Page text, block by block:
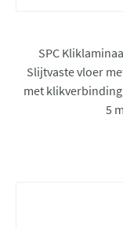
SPC
Slijtvaste vloer
met
5